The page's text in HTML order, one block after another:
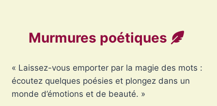
Murmures poétiques
« Laissez-vous emporter par la magie des mots :
écoutez quelques poésies et plongez dans un
monde d’émotions et de beauté. »